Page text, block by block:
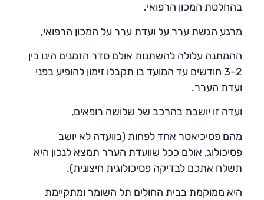
בהחלטת המכון הרפואי.
מרגע הגשת ערר על ועדת ערר על המכון הרפואי,
ההמתנה עלולה להשתנות אולם סדר הזמנים הינו בין
3-2 חודשים עד המועד בו תקבלו זימון להופיע בפני
ועדת הערר.
ועדה זו יושבת בהרכב של שלושה רופאים,
מהם פסיכיאטר אחד לפחות (בוועדה לא יושב
פסיכולוג, אולם ככל שוועדת הערר תמצא לנכון היא
תשלח אתכם לבדיקה פסיכולוגית חיצונית).
היא ממוקמת בבית החולים תל השומר ומתקיימת